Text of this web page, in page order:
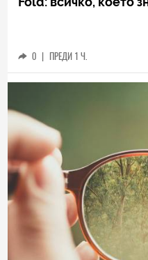
0 | ПРЕДИ 1 Ч.